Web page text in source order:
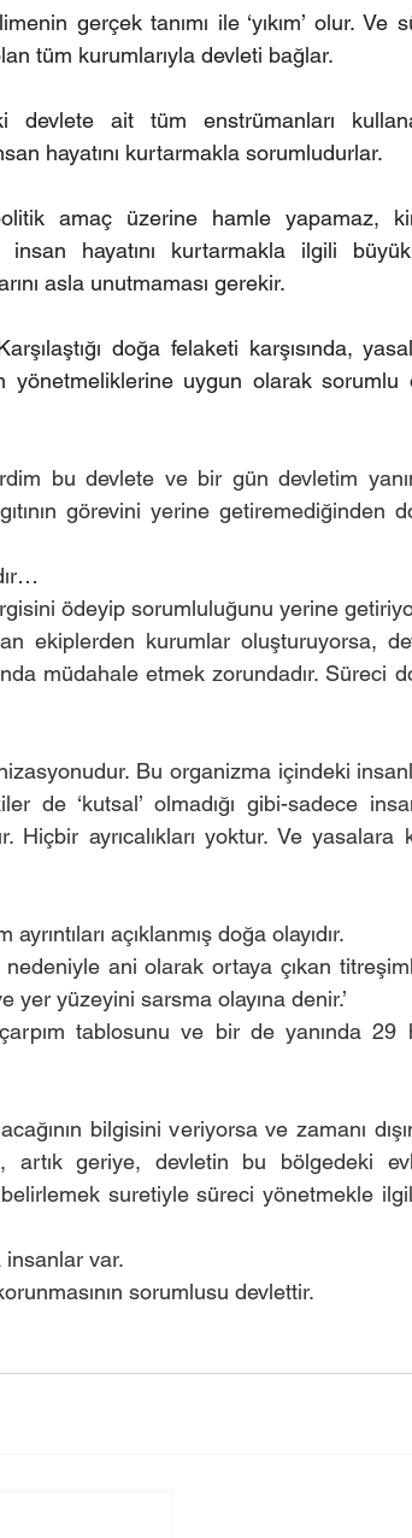
gerçek tanımı ile ‘yıkım’ olur. Ve
tüm kurumlarıyla devleti bağlar.
ait tüm enstrümanları
hayatını kurtarmakla sorumludurlar.
amaç üzerine hamle yapamaz,
insan hayatını kurtarmakla ilgili
asla unutmaması gerekir.
doğa felaketi karşısında,
yönetmeliklerine uygun olarak sorumlu
bu devlete ve bir gün devletim
görevini yerine getiremediğinden
ödeyip sorumluluğunu yerine
ekiplerden kurumlar oluşturuyorsa,
müdahale etmek zorundadır. Süreci
Bu organizma içindeki
de ‘kutsal’ olmadığı gibi-sadece
Hiçbir ayrıcalıkları yoktur. Ve yasalara
açıklanmış doğa olayıdır.
nedeniyle ani olarak ortaya çıkan
yer yüzeyini sarsma olayına denir.’
tablosunu ve bir de yanında 29
bilgisini veriyorsa ve zamanı
artık geriye, devletin bu bölgedeki
belirlemek suretiyle süreci yönetmekle
insanlar var.
sorumlusu devlettir.